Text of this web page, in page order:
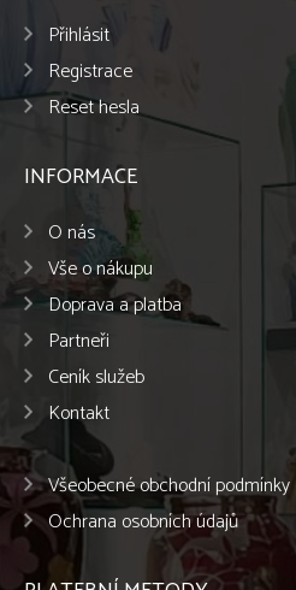
Přihlásit
Registrace
Reset hesla
INFORMACE
O nás
Vše o nákupu
Doprava a platba
Partneři
Ceník služeb
Kontakt
Všeobecné obchodní podmínky
Ochrana osobních údajů